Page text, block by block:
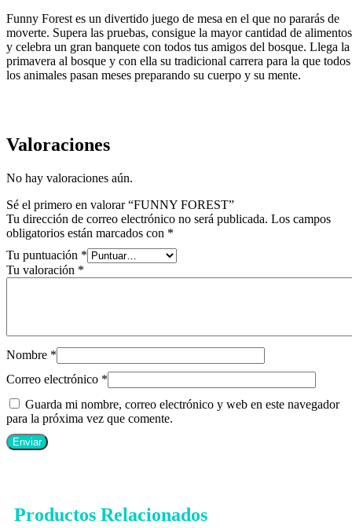
Funny Forest es un divertido juego de mesa en el que no pararás de
moverte. Supera las pruebas, consigue la mayor cantidad de alimentos
y celebra un gran banquete con todos tus amigos del bosque. Llega la
primavera al bosque y con ella su tradicional carrera para la que todos
los animales pasan meses preparando su cuerpo y su mente.
Valoraciones
No hay valoraciones aún.
Sé el primero en valorar “FUNNY FOREST”
Tu dirección de correo electrónico no será publicada. Los campos
obligatorios están marcados con *
Tu puntuación *
Tu valoración *
Nombre *
Correo electrónico *
Guarda mi nombre, correo electrónico y web en este navegador
para la próxima vez que comente.
Productos Relacionados